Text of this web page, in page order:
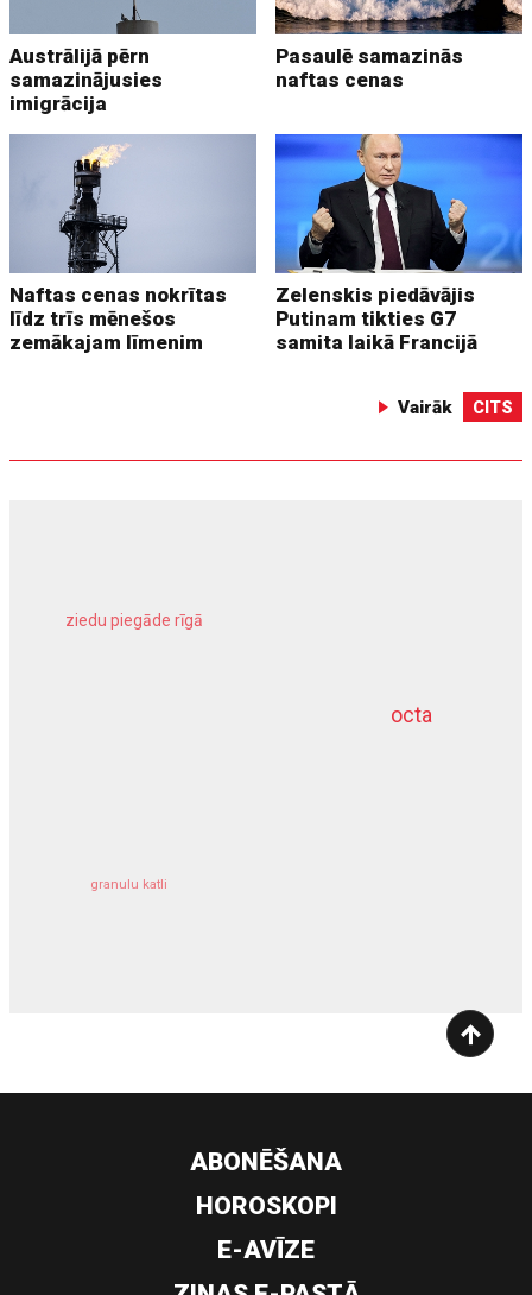
Austrālijā pērn
samazinājusies
imigrācija
Pasaulē samazinās
naftas cenas
Naftas cenas nokrītas
līdz trīs mēnešos
zemākajam līmenim
Zelenskis piedāvājis
Putinam tikties G7
samita laikā Francijā
Vairāk CITS
octa
ziedu piegāde rīgā
granulu katli
dziļurbums
ABONĒŠANA
HOROSKOPI
E-AVĪZE